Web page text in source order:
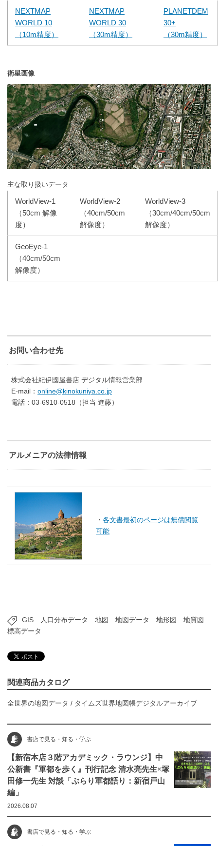
NEXTMAP
WORLD 10
（10m精度）
NEXTMAP
WORLD 30
（30m精度）
PLANETDEM
30+
（30m精度）
衛星画像
主な取り扱いデータ
WorldView-1
（50cm 解像
度）
WorldView-2
（40cm/50cm
解像度）
WorldView-3
（30cm/40cm/50cm
解像度）
GeoEye-1
（40cm/50cm
解像度）
お問い合わせ先
株式会社紀伊國屋書店 デジタル情報営業部
E-mail： online@kinokuniya.co.jp
電話：03-6910-0518（担当 進藤）
アルメニアの法律情報
・ 各文書最初のページは無償閲覧
可能
GIS 人口分布データ 地図 地図データ 地形図
地質図
標高データ
関連商品カタログ
全世界の地図データ / タイムズ世界地図帳デジタルアーカイブ
書店で見る・知る・学ぶ
【新宿本店３階アカデミック・ラウンジ】中
公新書『軍都を歩く』刊行記念 清水亮先生×塚
田修一先生 対談「ぶらり軍都語り：新宿戸山
編」
2026.08.07
書店で見る・知る・学ぶ